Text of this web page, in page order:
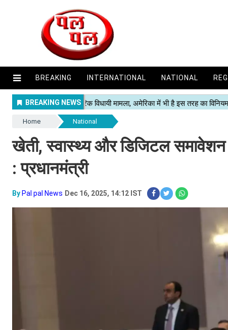
BREAKING INTERNATIONAL NATIONAL
Home National
खेती, स्वास्थ्य और डिजिटल
: प्रधानमंत्री
By Pal pal News Dec 16, 2025, 14:12 IST